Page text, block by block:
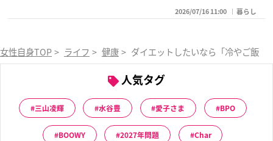
2026/07/16 11:00 暮らし
女性自身TOP > ライフ > 健康 > ダイエットしたいなら「冷やご飯レ
人気タグ
三山凌輝 水谷豊 愛子さま BPO
BOOWY 2027年問題 Char